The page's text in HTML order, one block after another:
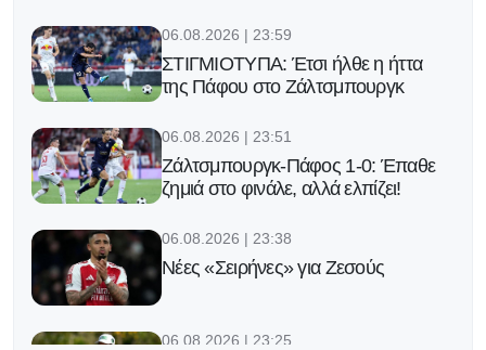
06.08.2026 | 23:59
ΣΤΙΓΜΙΟΤΥΠΑ: Έτσι ήλθε η ήττα
της Πάφου στο Ζάλτσμπουργκ
06.08.2026 | 23:51
Ζάλτσμπουργκ-Πάφος 1-0: Έπαθε
ζημιά στο φινάλε, αλλά ελπίζει!
06.08.2026 | 23:38
Νέες «Σειρήνες» για Ζεσούς
06.08.2026 | 23:25